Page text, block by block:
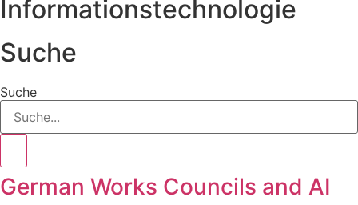
Informationstechnologie
Suche
Suche
German Works Councils and AI